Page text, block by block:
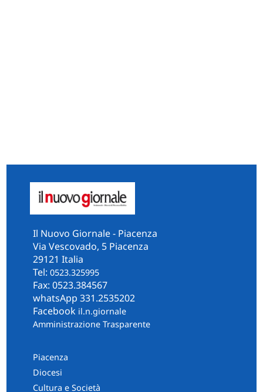
Il Nuovo Giornale - Piacenza
Via Vescovado, 5 Piacenza
29121 Italia
Tel: 0523.325995
Fax: 0523.384567
whatsApp 331.2535202
Facebook il.n.giornale
Amministrazione Trasparente
Piacenza
Diocesi
Cultura e Società